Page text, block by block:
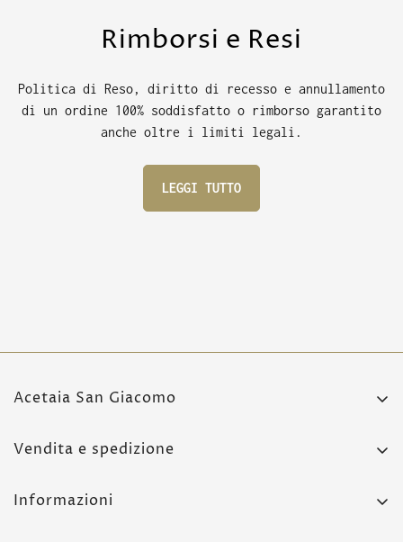
Rimborsi e Resi
Politica di Reso, diritto di recesso e annullamento
di un ordine 100% soddisfatto o rimborso garantito
anche oltre i limiti legali.
LEGGI TUTTO
Acetaia San Giacomo
42017 Novellara (RE)
Vendita e spedizione
Informazioni